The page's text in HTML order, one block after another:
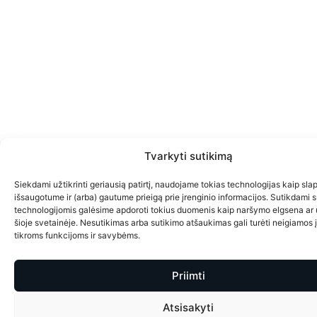
Tvarkyti sutikimą
Siekdami užtikrinti geriausią patirtį, naudojame tokias technologijas kaip
išsaugotume ir (arba) gautume prieigą prie įrenginio informacijos. Sutikdami
technologijomis galėsime apdoroti tokius duomenis kaip naršymo elgsena ar
šioje svetainėje. Nesutikimas arba sutikimo atšaukimas gali turėti neigiamos
tikroms funkcijoms ir savybėms.
Priimti
Atsisakyti